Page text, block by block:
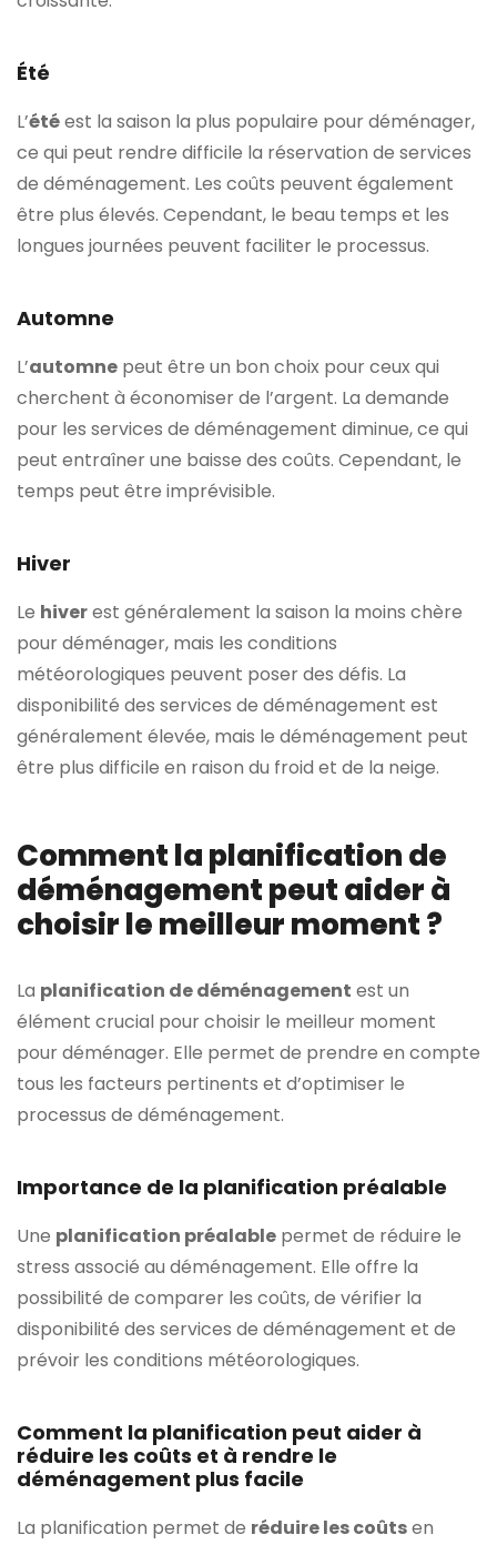
Été
L’étéest la saison la plus populaire pour déménager,
ce qui peut rendre difficile la réservation de services
de déménagement. Les coûts peuvent également
être plus élevés. Cependant, le beau temps et les
longues journées peuvent faciliter le processus.
Automne
L’automne peut être un bon choix pour ceux qui
cherchent à économiser de l’argent. La demande
pour les services de déménagement diminue, ce qui
peut entraîner une baisse des coûts. Cependant, le
temps peut être imprévisible.
Hiver
Le hiverest généralement la saison la moins chère
pour déménager, mais les conditions
météorologiques peuvent poser des défis. La
disponibilité des services de déménagement est
généralement élevée, mais le déménagement peut
être plus difficile en raison du froid et de la neige.
Comment la planification de
déménagement peut aider à
choisir le meilleur moment ?
La planification de déménagement est un
élément crucial pour choisir le meilleur moment
pour déménager. Elle permet de prendre en compte
tous les facteurs pertinents et d’optimiser le
processus de déménagement.
Importance de la planification préalable
Une planification préalable permet de réduire le
stress associé au déménagement. Elle offre la
possibilité de comparer les coûts, de vérifier la
disponibilité des services de déménagement et de
prévoir les conditions météorologiques.
Comment la planification peut aider à
réduire les coûts et à rendre le
déménagement plus facile
La planification permet de réduire les coûtsen